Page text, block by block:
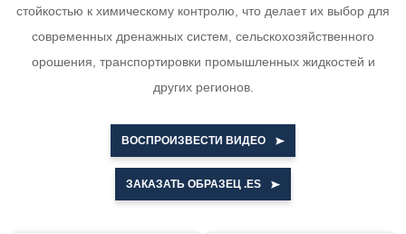
стойкостью к химическому контролю, что делает их выбор для
современных дренажных систем, сельскохозяйственного
орошения, транспортировки промышленных жидкостей и
других регионов.
ВОСПРОИЗВЕСТИ ВИДЕО
ЗАКАЗАТЬ ОБРАЗЕЦ .ES